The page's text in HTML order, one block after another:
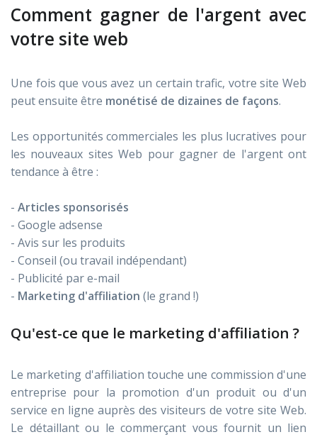
Comment gagner de l'argent avec
votre site web
Une fois que vous avez un certain trafic, votre site Web
peut ensuite être monétisé de dizaines de façons.
Les opportunités commerciales les plus lucratives pour
les nouveaux sites Web pour gagner de l'argent ont
tendance à être :
- Articles sponsorisés
- Google adsense
- Avis sur les produits
- Conseil (ou travail indépendant)
- Publicité par e-mail
- Marketing d'affiliation (le grand !)
Qu'est-ce que le marketing d'affiliation ?
Le marketing d'affiliation touche une commission d'une
entreprise pour la promotion d'un produit ou d'un
service en ligne auprès des visiteurs de votre site Web.
Le détaillant ou le commerçant vous fournit un lien